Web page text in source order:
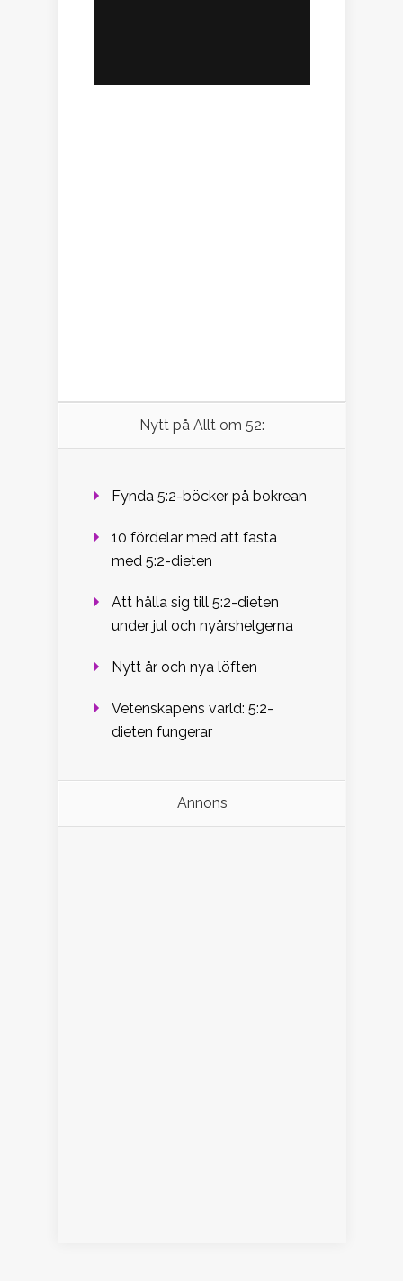
Nytt på Allt om 52:
Fynda 5:2-böcker på bokrean
10 fördelar med att fasta
med 5:2-dieten
Att hålla sig till 5:2-dieten
under jul och nyårshelgerna
Nytt år och nya löften
Vetenskapens värld: 5:2-
dieten fungerar
Annons